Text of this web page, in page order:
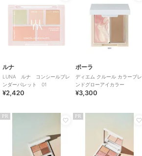
ルナ
LUNA ルナ コンシールブレ
ンダーパレット 01
¥2,420
ポーラ
ディエム クルール カラーブレ
ンドグローアイカラー
¥3,300
PR PR